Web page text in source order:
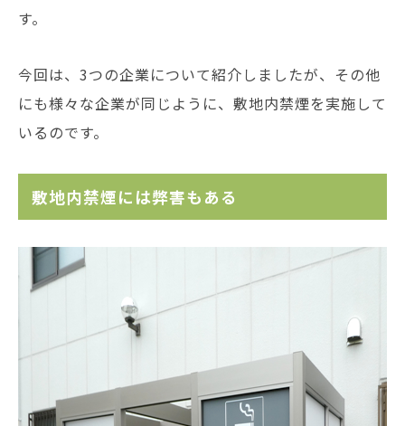
す。
今回は、3つの企業について紹介しましたが、その他
にも様々な企業が同じように、敷地内禁煙を実施して
いるのです。
敷地内禁煙には弊害もある